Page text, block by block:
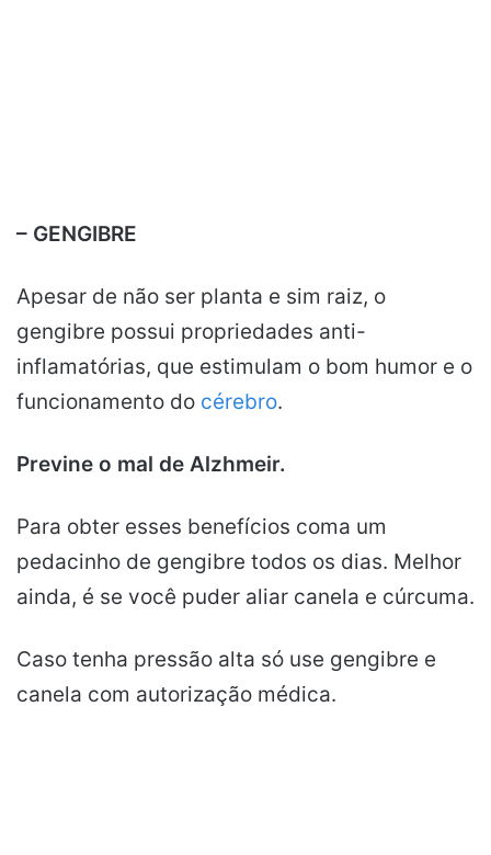
– GENGIBRE
Apesar de não ser planta e sim raiz, o
gengibre possui propriedades anti-
inflamatórias, que estimulam o bom humor e o
funcionamento do cérebro.
Previne o mal de Alzhmeir.
Para obter esses benefícios coma um
pedacinho de gengibre todos os dias. Melhor
ainda, é se você puder aliar canela e cúrcuma.
Caso tenha pressão alta só use gengibre e
canela com autorização médica.